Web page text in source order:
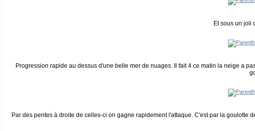
Et sous un joli
Progression rapide au dessus d'une belle mer de nuages. Il fait 4 ce matin la neige a
Par des pentes à droite de celles-ci on gagne rapidement l'attaque. C'est par la